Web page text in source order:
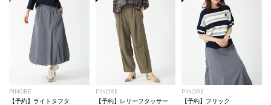
PINORE
【予約】ライトタフタ
PINORE
【予約】レリーフタッサー
PINORE
【予約】フリック